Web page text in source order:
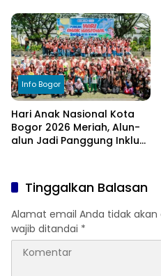
Terdampak Kekeringan
Info Bogor
Hari Anak Nasional Kota
Bogor 2026 Meriah, Alun-
alun Jadi Panggung Inklusi
Tinggalkan Balasan
Alamat email Anda tidak akan
wajib ditandai *